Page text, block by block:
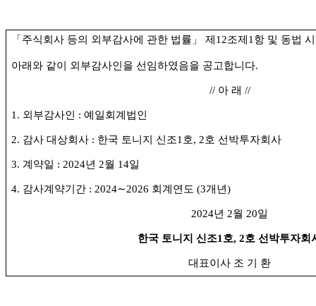
「주식회사 등의 외부감사에 관한 법률」 제 12조제 1 항 및 동법
아래와 같이 외부감사인을 선임하였음을 공고합니다.
// 아 래 //
1. 외부감사인 : 예일회계법인
2. 감사 대상회사 : 한국 토니지 신조1 호, 2호 선박투자회사
3. 계약일 : 2024년 2월 14일
4. 감사계약기간 : 2024∼2026 회계연도 (3개년)
2024년 2월 20일
한국 토니지 신조1 호, 2호 선박투자회
대표이사 조 기 환